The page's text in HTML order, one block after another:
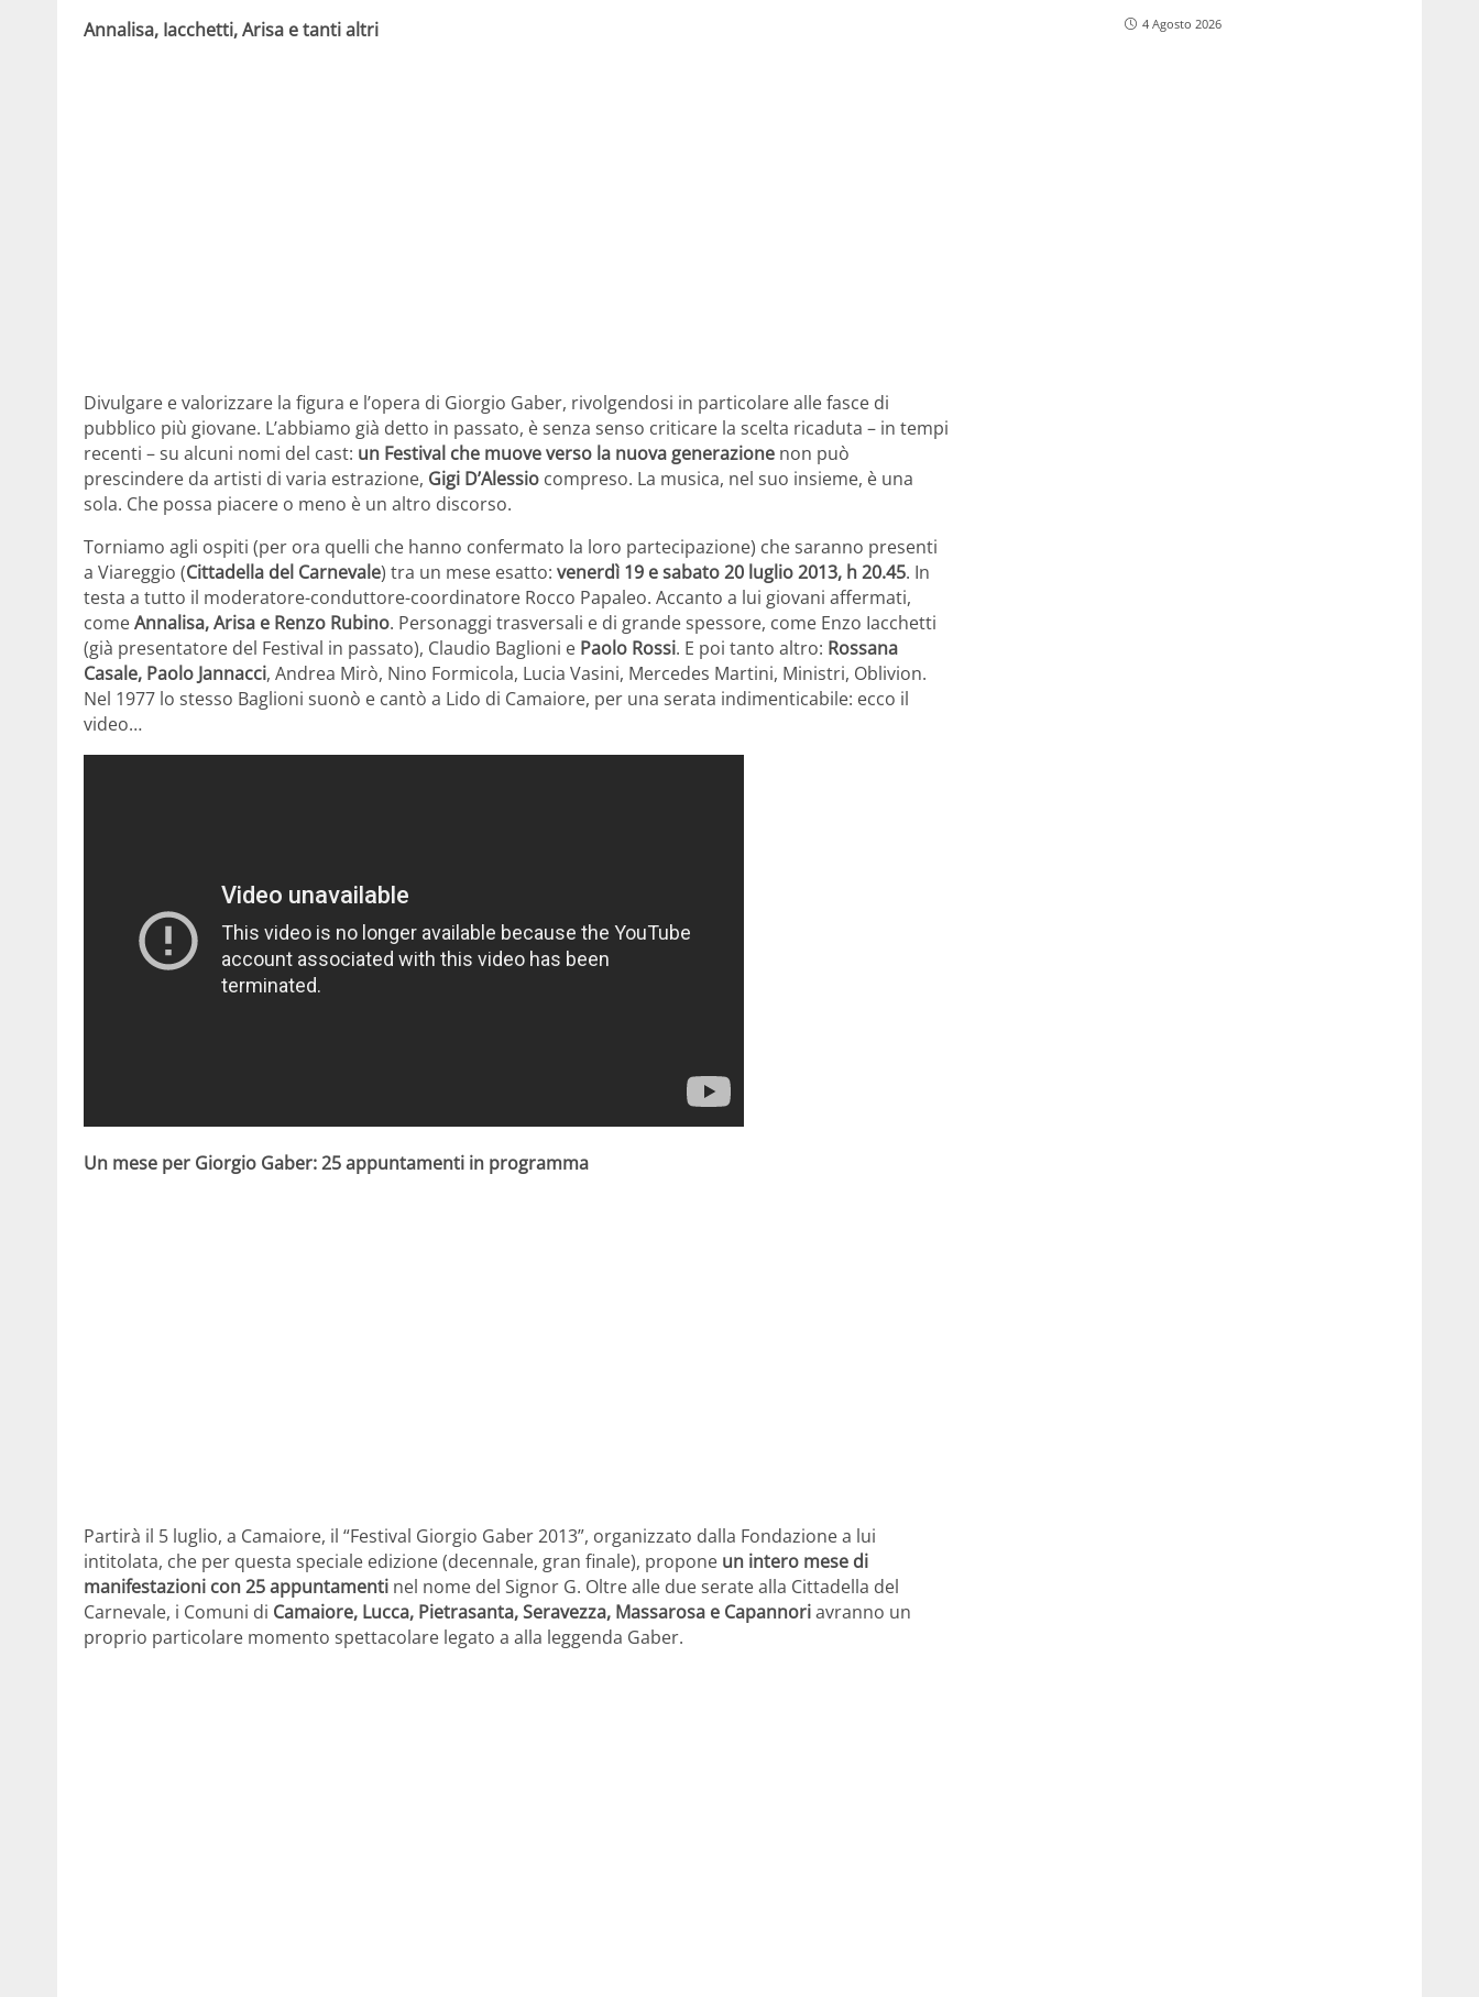
Annalisa, Iacchetti, Arisa e tanti altri
Divulgare e valorizzare la figura e l’opera di Giorgio Gaber, rivolgendosi in particolare alle fasce di
pubblico più giovane. L’abbiamo già detto in passato, è senza senso criticare la scelta ricaduta – in tempi
recenti – su alcuni nomi del cast: un Festival che muove verso la nuova generazione non può
prescindere da artisti di varia estrazione, Gigi D’Alessio compreso. La musica, nel suo insieme, è una
sola. Che possa piacere o meno è un altro discorso.
Torniamo agli ospiti (per ora quelli che hanno confermato la loro partecipazione) che saranno presenti
a Viareggio (Cittadella del Carnevale) tra un mese esatto: venerdì 19 e sabato 20 luglio 2013, h 20.45. In
testa a tutto il moderatore-conduttore-coordinatore Rocco Papaleo. Accanto a lui giovani affermati,
comeAnnalisa, Arisa e Renzo Rubino. Personaggi trasversali e di grande spessore, come Enzo Iacchetti
(già presentatore del Festival in passato), Claudio Baglioni e Paolo Rossi. E poi tanto altro: Rossana
Casale, Paolo Jannacci, Andrea Mirò, Nino Formicola, Lucia Vasini, Mercedes Martini, Ministri, Oblivion.
Nel 1977 lo stesso Baglioni suonò e cantò a Lido di Camaiore, per una serata indimenticabile: ecco il
video…
Un mese per Giorgio Gaber: 25 appuntamenti in programma
Partirà il 5 luglio, a Camaiore, il “Festival Giorgio Gaber 2013”, organizzato dalla Fondazione a lui
intitolata, che per questa speciale edizione (decennale, gran finale), propone un intero mese di
manifestazioni con 25 appuntamenti nel nome del Signor G. Oltre alle due serate alla Cittadella del
Carnevale, i Comuni di Camaiore, Lucca, Pietrasanta, Seravezza, Massarosa e Capannoriavranno un
proprio particolare momento spettacolare legato a alla leggenda Gaber.
4 Agosto 2026